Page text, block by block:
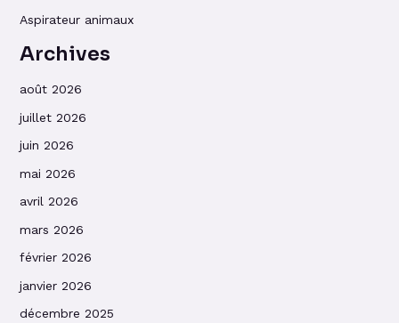
Aspirateur animaux
Archives
août 2026
juillet 2026
juin 2026
mai 2026
avril 2026
mars 2026
février 2026
janvier 2026
décembre 2025